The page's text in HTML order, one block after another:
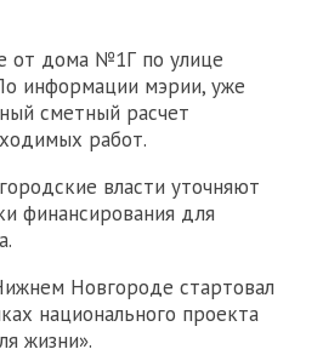
от дома №1Г по улице
информации мэрии, уже
сметный расчет
работ.
власти уточняют
финансирования для
Новгороде стартовал
национального проекта
жизни».